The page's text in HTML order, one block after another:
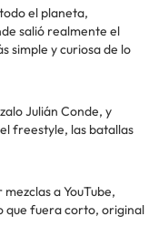
el planeta,
salió realmente el
simple y curiosa de lo
Julián Conde, y
freestyle, las batallas
a YouTube,
que fuera corto, original